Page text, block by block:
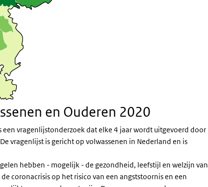
en Ouderen 2020
vragenlijstonderzoek dat elke 4 jaar wordt uitgevoerd door
De vragenlijst is gericht op volwassenen in Nederland en is
hebben - mogelijk - de gezondheid, leefstijl en welzijn van
coronacrisis op het risico van een angststoornis en een